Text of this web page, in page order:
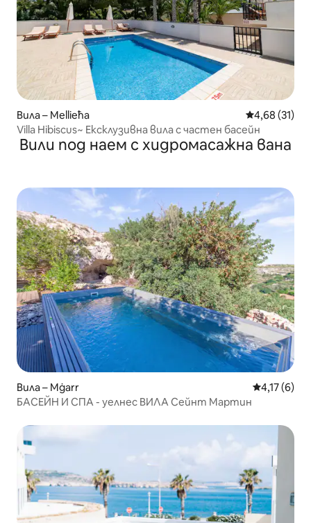
Вила – Mellieħa Средна
4,68 (31)
Villa Hibiscus~ Ексклузивна вила с частен басейн
Вили под наем с хидромасажна вана
Вила – Mġarr Средна
4,17 (6)
БАСЕЙН И СПА - уелнес ВИЛА Сейнт Мартин